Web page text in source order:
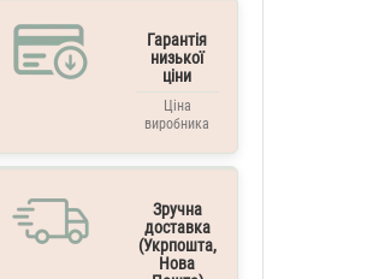
Гарантія
низької
ціни
Ціна
виробника
Зручна
доставка
(Укрпошта,
Нова